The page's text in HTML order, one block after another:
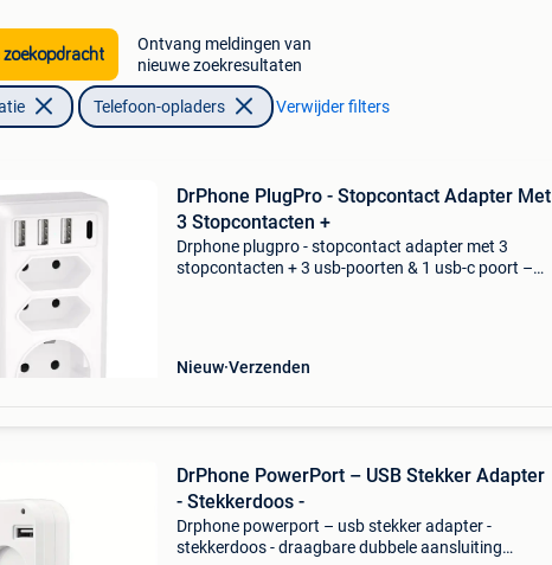
zoekopdracht
Ontvang meldingen van
nieuwe zoekresultaten
Telefoon-opladers Verwijder filters
DrPhone PlugPro - Stopcontact Adapter Met
3 Stopcontacten +
Drphone plugpro - stopcontact adapter met 3
stopcontacten + 3 usb-poorten & 1 usb-c poort –
Nieuw Verzenden
DrPhone PowerPort – USB Stekker Adapter
- Stekkerdoos -
Drphone powerport – usb stekker adapter -
stekkerdoos - draagbare dubbele aansluiting